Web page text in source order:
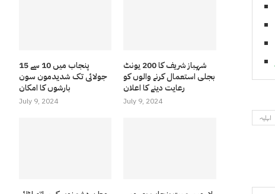
اہلیہ
پنجاب میں 10 سے 15
جولائی تک شدیدمون سون
بارشوں کا امکان
July 9, 2024
شہباز شریف کا 200 یونٹ
بجلی استعمال کرنے والوں کو
رعایت دینے کا اعلان
July 9, 2024